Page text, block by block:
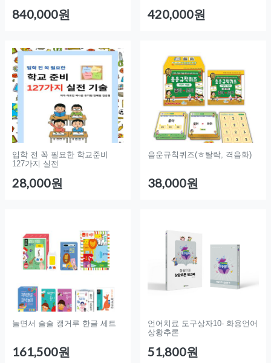
840,000원 420,000원
입학 전 꼭 필요한 학교준비
127가지 실전
28,000원
음운규칙퀴즈(ㅎ탈락, 격음화)
38,000원
놀면서 술술 캥거루 한글 세트
161,500원
언어치료 도구상자10- 화용언어
상황추론
51,800원